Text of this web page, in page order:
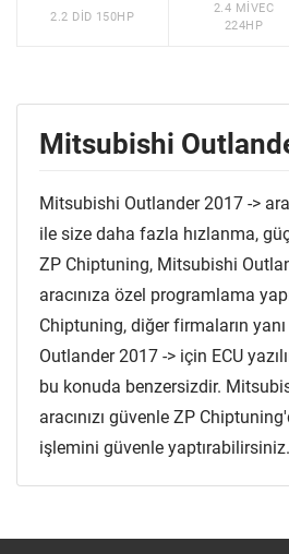
2.2 DID 150HP
2.4 MIVEC
224HP
Mitsubishi
Mitsubishi Outlander 2017 ->
ile size daha fazla hızlanma,
ZP Chiptuning, Mitsubishi
aracınıza özel programlama
Chiptuning, diğer firmaların
Outlander 2017 -> için ECU
bu konuda benzersizdir.
aracınızı güvenle ZP
işlemini güvenle yaptırabilirsiniz.